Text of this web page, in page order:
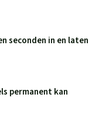
seconden in en laten
permanent kan